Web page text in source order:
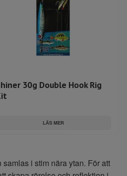
30g Double Hook Rig
LÄS MER
i stim nära ytan. För att